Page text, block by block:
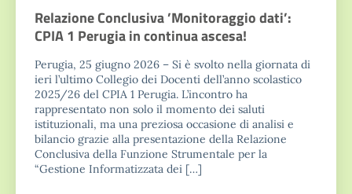
Relazione Conclusiva ’Monitoraggio dati’:
CPIA 1 Perugia in continua ascesa!
Perugia, 25 giugno 2026 – Si è svolto nella giornata di
ieri l’ultimo Collegio dei Docenti dell’anno scolastico
2025/26 del CPIA 1 Perugia. L’incontro ha
rappresentato non solo il momento dei saluti
istituzionali, ma una preziosa occasione di analisi e
bilancio grazie alla presentazione della Relazione
Conclusiva della Funzione Strumentale per la
“Gestione Informatizzata dei […]